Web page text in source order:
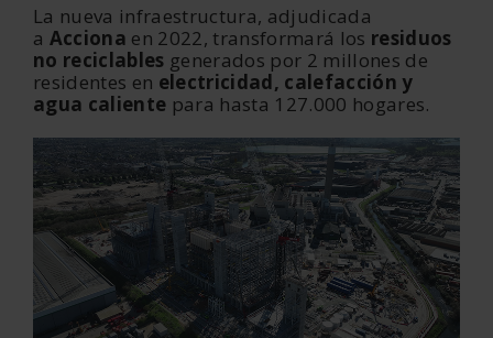
La nueva infraestructura, adjudicada
a Acciona en 2022, transformará los residuos
no reciclables generados por 2 millones de
residentes en electricidad, calefacción y
agua caliente para hasta 127.000 hogares.